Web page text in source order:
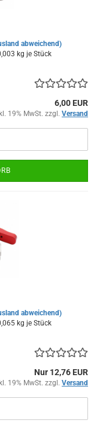
abweichend)
kg je Stück
6,00 EUR
19% MwSt. zzgl. Versand
abweichend)
kg je Stück
Nur 12,76 EUR
19% MwSt. zzgl. Versand